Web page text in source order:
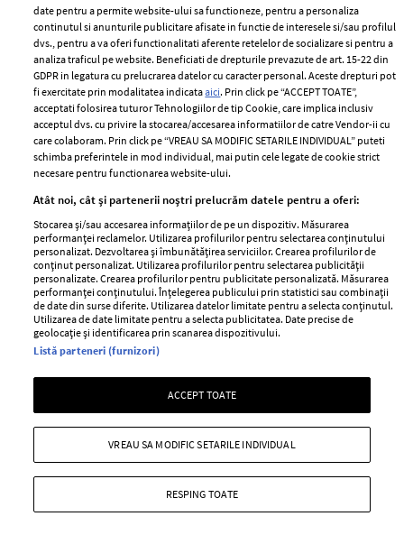
Dolly Parton și-a anulat
rezidența în Las Vegas. Cu ce
probleme de sănătate se
confruntă artista
Jennifer Lopez și-a etalat
abdomenul tonifiat la 56 de ani.
Ce imagini a postat artista în
mediul online
Jeff Bezos își vinde iahtul în
valoare de 500 de milioane de
Regina Elisabeta ar fi refuzat să
health & diet
date pentru a permite website-ului sa functioneze, pentru a personaliza
continutul si anunturile publicitare afisate in functie de interesele si/sau profilul
dvs., pentru a va oferi functionalitati aferente retelelor de socializare si pentru a
analiza traficul pe website. Beneficiati de drepturile prevazute de art. 15-22 din
GDPR in legatura cu prelucrarea datelor cu caracter personal. Aceste drepturi pot
fi exercitate prin modalitatea indicataaici. Prin click pe “ACCEPT TOATE”,
acceptati folosirea tuturor Tehnologiilor de tip Cookie, care implica inclusiv
acceptul dvs. cu privire la stocarea/accesarea informatiilor de catre Vendor-ii cu
care colaboram. Prin click pe “VREAU SA MODIFIC SETARILE INDIVIDUAL” puteti
schimba preferintele in mod individual, mai putin cele legate de cookie strict
necesare pentru functionarea website-ului.
Atât noi, cât și partenerii noștri prelucrăm datele pentru a oferi:
Stocarea și/sau accesarea informațiilor de pe un dispozitiv. Măsurarea
performanței reclamelor. Utilizarea profilurilor pentru selectarea conținutului
personalizat. Dezvoltarea și îmbunătățirea serviciilor. Crearea profilurilor de
conținut personalizat. Utilizarea profilurilor pentru selectarea publicității
personalizate. Crearea profilurilor pentru publicitate personalizată. Măsurarea
performanței conținutului. Înțelegerea publicului prin statistici sau combinații
de date din surse diferite. Utilizarea datelor limitate pentru a selecta conținutul.
Utilizarea de date limitate pentru a selecta publicitatea. Date precise de
geolocație și identificarea prin scanarea dispozitivului.
Listă parteneri (furnizori)
ACCEPT TOATE
RESPING TOATE
VREAU SA MODIFIC SETARILE INDIVIDUAL